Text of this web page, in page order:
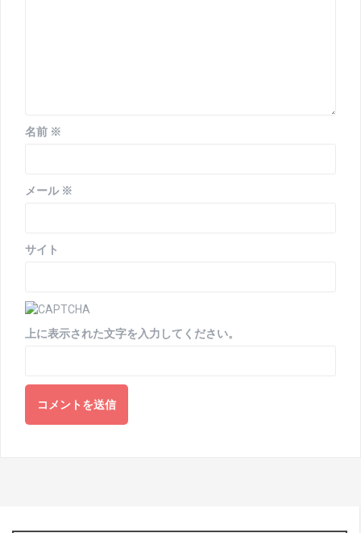
名前 ※
メール ※
サイト
上に表示された文字を入力してください。